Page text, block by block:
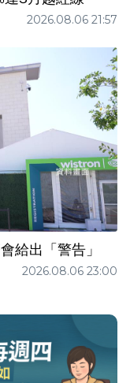
2026.08.06 21:57
給出「警告」
2026.08.06 23:00